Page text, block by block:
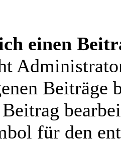
einen
Beiträge
für den